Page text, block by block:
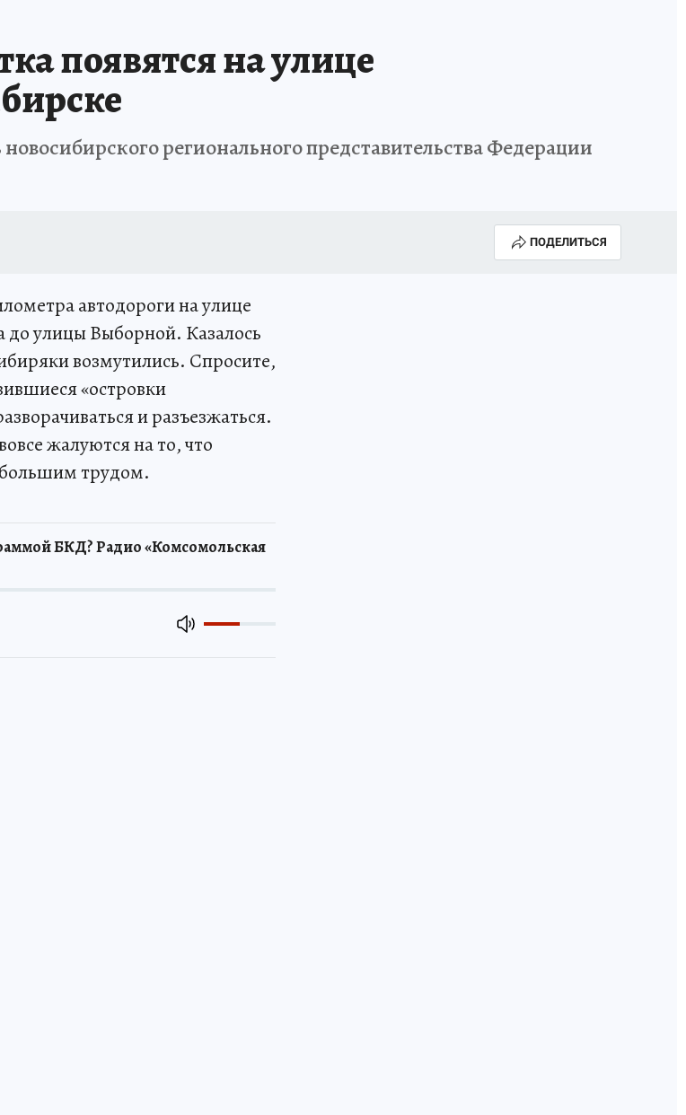
появятся на улице
регионального представительства Федерации
ПОДЕЛИТЬСЯ
автодороги на улице
до улицы Выборной. Казалось
возмутились. Спросите,
«островки
и разъезжаться.
жалуются на то, что
трудом.
БКД? Радио «Комсомольская